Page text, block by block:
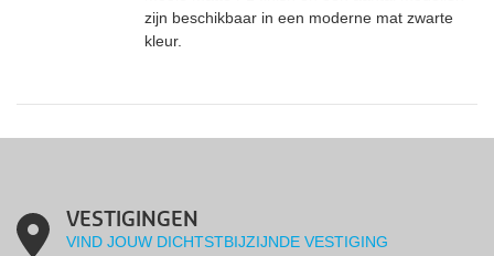
zijn beschikbaar in een moderne mat zwarte
kleur.
VESTIGINGEN
VIND JOUW DICHTSTBIJZIJNDE VESTIGING